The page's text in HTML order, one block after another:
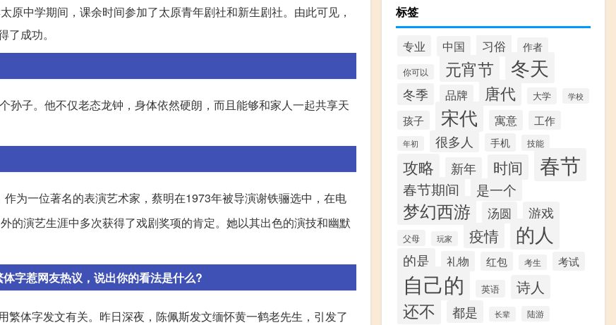
中学期间，课余时间参加了太原青年剧社和新生剧社。由此可见，
成功。
孙子。他不仅老态龙钟，身体依然硬朗，而且能够和家人一起共享天
为一位著名的表演艺术家，蔡明在1973年被导演谢铁骊选中，在电
外的演艺生涯中多次获得了戏剧奖项的肯定。她以其出色的演技和幽默
字惹网友热议，说出你的看法是什么?
体字发文有关。昨日深夜，陈佩斯发文缅怀黄一鹤老先生，引发了
标签
专业 中国 习俗 作者
你可以 元宵节 冬天
冬季 品牌 唐代 大学 学校
孩子 宋代 寓意 工作
年初 很多人 手机 技能
攻略 新年 时间 春节
春节期间 是一个
梦幻西游 汤圆 游戏
父母 玩家 疫情 的人
的是 礼物 红包 考生 考试
自己的 英语 诗人
还不 都是 长辈 陆游